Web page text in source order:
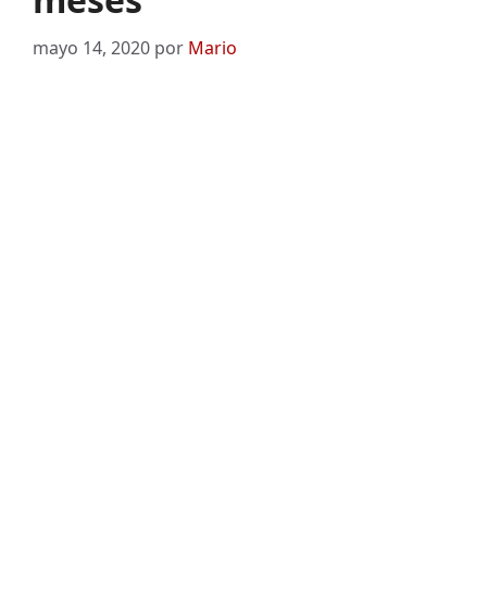
mayo 14, 2020 por Mario